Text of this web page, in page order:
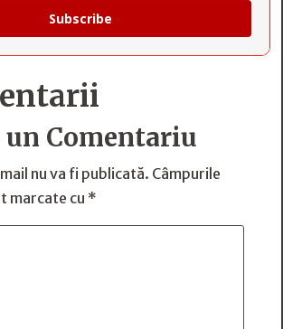
Subscribe
Comentariu
nu va fi publicată. Câmpurile
marcate cu *